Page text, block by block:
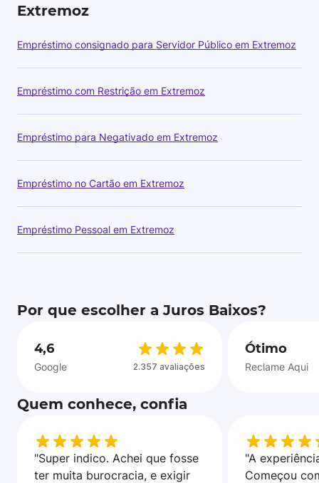
Extremoz
Empréstimo consignado para Servidor Público em Extremoz
Empréstimo com Restrição em Extremoz
Empréstimo para Negativado em Extremoz
Empréstimo no Cartão em Extremoz
Empréstimo Pessoal em Extremoz
Por que escolher a Juros Baixos?
4,6
Google 2.357 avaliações
Ótimo
Reclame Aqui
Quem conhece, confia
"Super indico. Achei que fosse
ter muita burocracia, e exigir
"A
Começou